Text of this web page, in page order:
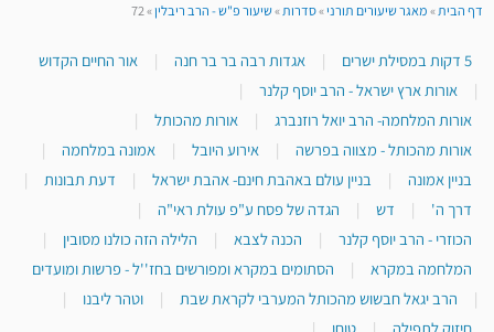
דף הבית»מאגר שיעורים תורני»סדרות»שיעור פ"ש - הרב ריבלין»
72
5 דקות במסילת ישרים | אגדות רבה בר בר חנה |
אור החיים הקדוש
|
אורות ארץ ישראל - הרב יוסף קלנר
|
אורות המלחמה- הרב יואל רוזנברג
| אורות מהכותל
|
אורות מהכותל - מצווה בפרשה
| אירוע היובל | אמונה במלחמה
|
בניין אמונה
| בניין עולם באהבת חינם- אהבת ישראל | דעת תבונות
|
דרך ה'
| דש | הגדה של פסח ע"פ עולת ראי"ה
|
הכוזרי - הרב יוסף קלנר
| הכנה לצבא | הלילה הזה כולנו מסובין
|
המלחמה במקרא
|
הסתומים במקרא ומפורשים בחז''ל - פרשות ומועדים
|
הרב יגאל חבשוש מהכותל המערבי לקראת שבת | וטהר ליבנו
|